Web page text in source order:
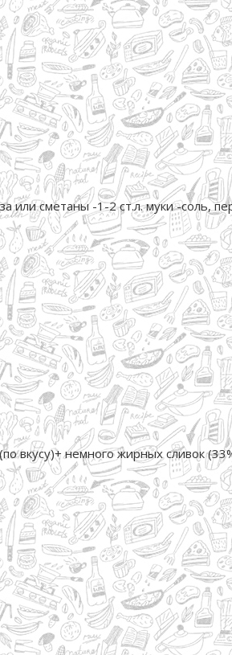
или сметаны -1-2 ст.л. муки -соль,
вкусу)+ немного жирных сливок